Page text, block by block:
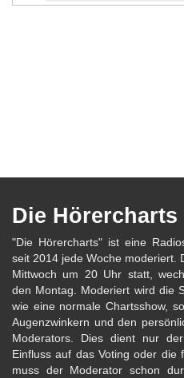
Die Hörercharts
"Die Hörercharts" ist eine
seit 2014 jede Woche moderiert.
Mittwoch um 20 Uhr statt,
den Montag. Moderiert wird die
wie eine normale Chartsshow,
Augenzwinkern und den
Moderators. Dies dient nur
Einfluss auf das Voting oder die
muss der Moderator schon